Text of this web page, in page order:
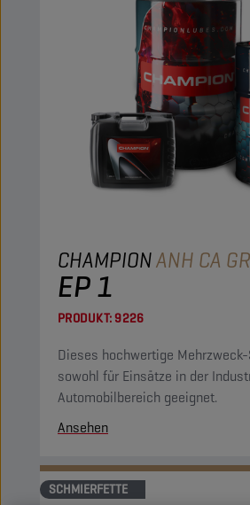
CHAMPIONANH CA
EP 1
PRODUKT:9226
Dieses hochwertige
sowohl für Einsätze in der
Automobilbereich geeignet.
Ansehen
SCHMIERFETTE